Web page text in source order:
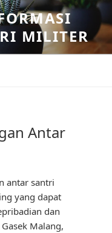
MILITER
Antar
antar santri
yang dapat
dan
Malang,